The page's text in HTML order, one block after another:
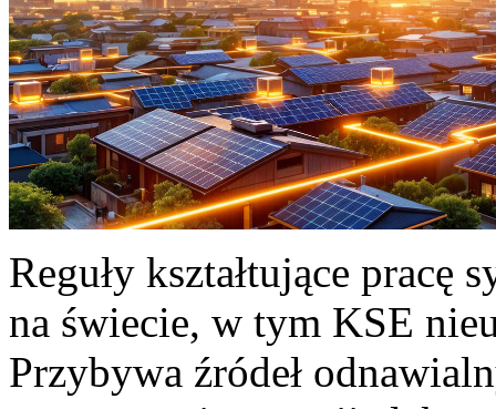
Reguły kształtujące pracę
na świecie, w tym KSE
Przybywa źródeł